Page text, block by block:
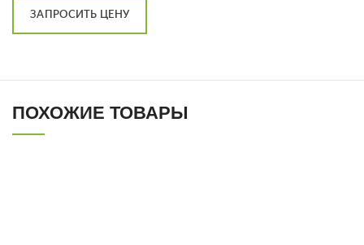
ЗАПРОСИТЬ ЦЕНУ
ПОХОЖИЕ ТОВАРЫ